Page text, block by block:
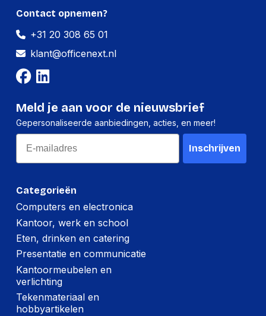
Per doos
Hoeveelheid:
Breedte:
Hoogte:
341 millimeter
Lengte:
554 millimeter
Gewicht:
Categorieën
Computers en electronica
Kantoor, werk en school
Eten, drinken en catering
Presentatie en communicatie
Kantoormeubelen en
verlichting
Tekenmateriaal en
hobbyartikelen
Contact opnemen?
+31 20 308 65 01
klant@officenext.nl
Meld je aan voor de nieuwsbrief
Gepersonaliseerde aanbiedingen, acties, en meer!
Email
Inschrijven